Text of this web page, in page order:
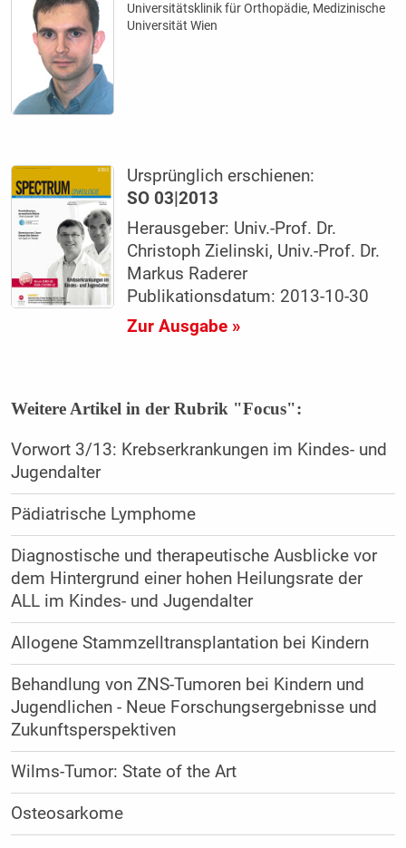
Universitätsklinik für Orthopädie, Medizinische
Universität Wien
Ursprünglich erschienen:
SO 03|2013
Herausgeber: Univ.-Prof. Dr.
Christoph Zielinski, Univ.-Prof. Dr.
Markus Raderer
Publikationsdatum: 2013-10-30
Zur Ausgabe »
Weitere Artikel in der Rubrik "Focus":
Vorwort 3/13: Krebserkrankungen im Kindes- und
Jugendalter
Pädiatrische Lymphome
Diagnostische und therapeutische Ausblicke vor
dem Hintergrund einer hohen Heilungsrate der
ALL im Kindes- und Jugendalter
Allogene Stammzelltransplantation bei Kindern
Behandlung von ZNS-Tumoren bei Kindern und
Jugendlichen - Neue Forschungsergebnisse und
Zukunftsperspektiven
Wilms-Tumor: State of the Art
Osteosarkome